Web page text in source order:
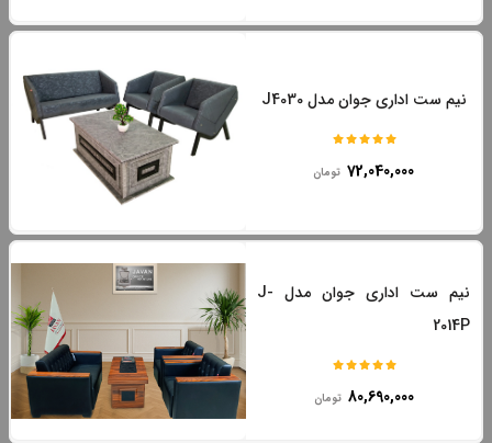
نیم ست اداری جوان مدل J4030
72,040,000 تومان
نیم ست اداری جوان مدل J-
2014P
80,690,000 تومان